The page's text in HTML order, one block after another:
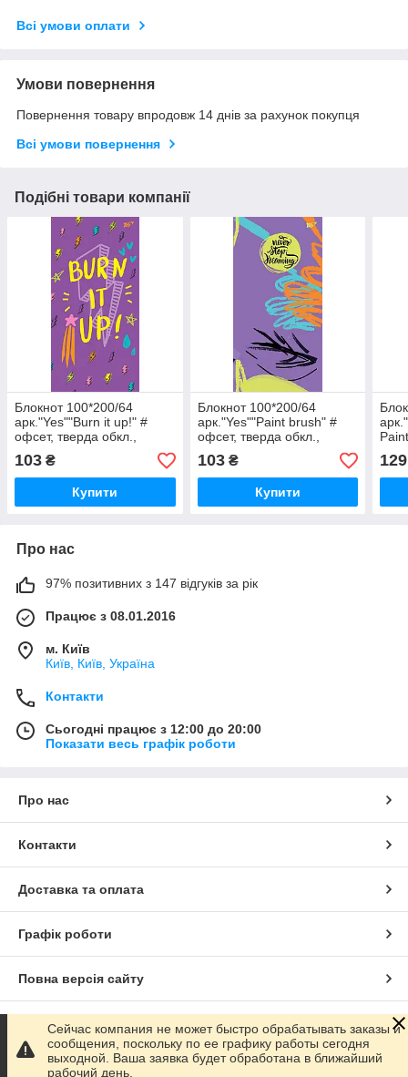
Всі умови оплати
Умови повернення
Повернення товару впродовж 14 днів за рахунок покупця
Всі умови повернення
Подібні товари компанії
Блокнот 100*200/64
арк."Yes""Burn it up!" #
офсет, тверда обкл.,
151524, шт
103 ₴
Купити
Блокнот 100*200/64
арк."Yes""Paint brush" #
офсет, тверда обкл.,
151525, шт
103₴
Купити
129
Про нас
97% позитивних з 147 відгуків за рік
Працює з 08.01.2016
м. Київ
Київ, Київ, Україна
Контакти
Сьогодні працює з 12:00 до 20:00
Показати весь графік роботи
Про нас
Контакти
Доставка та оплата
Графік роботи
Повна версія сайту
Сайт створено на маркетплейсі Prom.ua
Політика конфіденційності
Сейчас компания не может быстро обрабатывать заказы и
сообщения, поскольку по ее графику работы сегодня
выходной. Ваша заявка будет обработана в ближайший
рабочий день.